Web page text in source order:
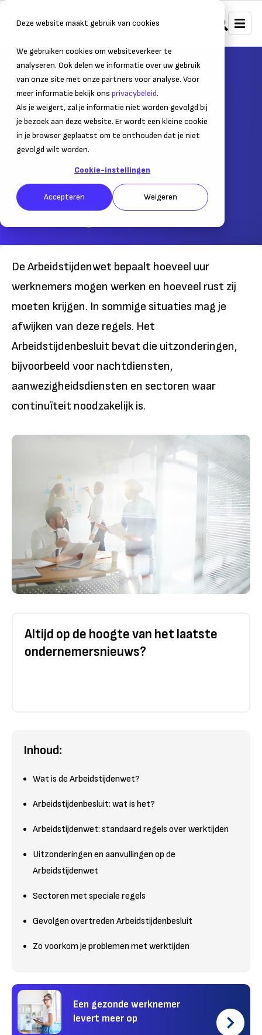
Deze website maakt gebruik van cookies
We gebruiken cookies om websiteverkeer te
analyseren. Ook delen we informatie over uw gebruik
van onze site met onze partners voor analyse. Voor
meer informatie bekijk ons privacybeleid.
Als je weigert, zal je informatie niet worden gevolgd bij
je bezoek aan deze website. Er wordt een kleine cookie
in je browser geplaatst om te onthouden dat je niet
gevolgd wilt worden.
Cookie-instellingen
Accepteren Weigeren
Home Personeel Arbo & veiligheid
Hoe werkt het
Arbeidstijdenbesluit?
Uitzonderingen op de Arbeidstijdenwet
– Leestijd:4min.
Laatst bijgewerkt:16 maart 2026
De Arbeidstijdenwet bepaalt hoeveel uur
werknemers mogen werken en hoeveel rust zij
moeten krijgen. In sommige situaties mag je
afwijken van deze regels. Het
Arbeidstijdenbesluit bevat die uitzonderingen,
bijvoorbeeld voor nachtdiensten,
aanwezigheidsdiensten en sectoren waar
continuïteit noodzakelijk is.
Altijd op de hoogte van het laatste
ondernemersnieuws?
Inhoud:
Wat is de Arbeidstijdenwet?
Arbeidstijdenbesluit: wat is het?
Arbeidstijdenwet: standaard regels over werktijden
Uitzonderingen en aanvullingen op de
Arbeidstijdenwet
Sectoren met speciale regels
Gevolgen overtreden Arbeidstijdenbesluit
Zo voorkom je problemen met werktijden
Een gezonde werknemer
levert meer op